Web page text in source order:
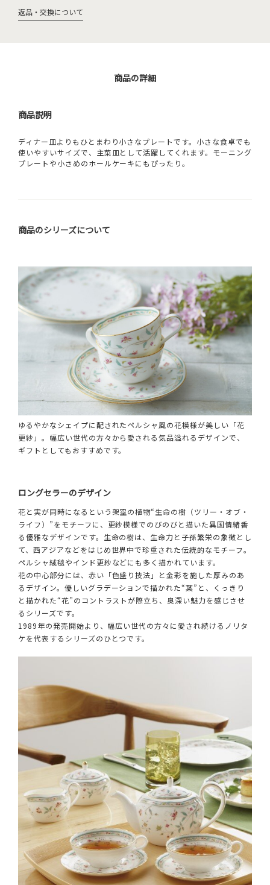
返品・交換について
商品の詳細
商品説明
ディナー皿よりもひとまわり小さなプレートです。小さな食卓でも
使いやすいサイズで、主菜皿として活躍してくれます。モーニング
プレートや小さめのホールケーキにもぴったり。
商品のシリーズについて
ゆるやかなシェイプに配されたペルシャ風の花模様が美しい「花
更紗」。幅広い世代の方々から愛される気品溢れるデザインで、
ギフトとしてもおすすめです。
ロングセラーのデザイン
花と実が同時になるという架空の植物“生命の樹（ツリー・オブ・
ライフ）”をモチーフに、更紗模様でのびのびと描いた異国情緒香
る優雅なデザインです。生命の樹は、生命力と子孫繁栄の象徴とし
て、西アジアなどをはじめ世界中で珍重された伝統的なモチーフ。
ペルシャ絨毯やインド更紗などにも多く描かれています。
花の中心部分には、赤い「色盛り技法」と金彩を施した厚みのあ
るデザイン。優しいグラデーションで描かれた“葉”と、くっきり
と描かれた“花”のコントラストが際立ち、奥深い魅力を感じさせ
るシリーズです。
1989年の発売開始より、幅広い世代の方々に愛され続けるノリタ
ケを代表するシリーズのひとつです。